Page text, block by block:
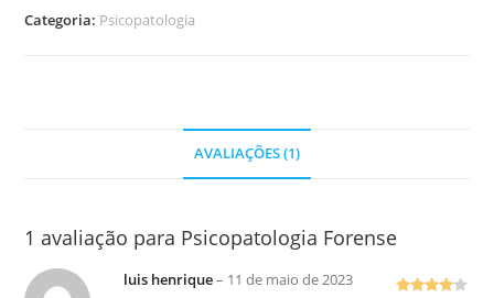
Categoria: Psicopatologia
AVALIAÇÕES (1)
1 avaliação para Psicopatologia Forense
luis henrique– 11 de maio de 2023